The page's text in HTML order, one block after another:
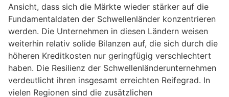
Ansicht, dass sich die Märkte wieder stärker auf die
Fundamentaldaten der Schwellenländer konzentrieren
werden. Die Unternehmen in diesen Ländern weisen
weiterhin relativ solide Bilanzen auf, die sich durch die
höheren Kreditkosten nur geringfügig verschlechtert
haben. Die Resilienz der Schwellenländerunternehmen
verdeutlicht ihren insgesamt erreichten Reifegrad. In
vielen Regionen sind die zusätzlichen